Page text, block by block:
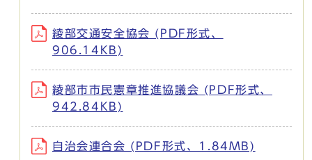
綾部交通安全協会 (PDF形式、
906.14KB)
綾部市市民憲章推進協議会 (PDF形式、
942.84KB)
自治会連合会 (PDF形式、1.84MB)